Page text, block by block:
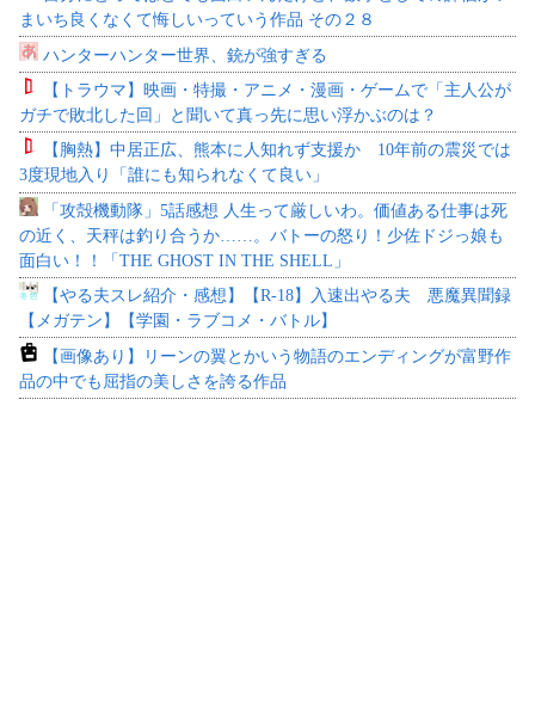
まいち良くなくて悔しいっていう作品 その２８
ハンターハンター世界、銃が強すぎる
【トラウマ】映画・特撮・アニメ・漫画・ゲームで「主人公が
ガチで敗北した回」と聞いて真っ先に思い浮かぶのは？
【胸熱】中居正広、熊本に人知れず支援か 10年前の震災では
3度現地入り「誰にも知られなくて良い」
「攻殻機動隊」5話感想 人生って厳しいわ。価値ある仕事は死
の近く、天秤は釣り合うか……。バトーの怒り！少佐ドジっ娘も
面白い！！「THE GHOST IN THE SHELL」
【やる夫スレ紹介・感想】【R-18】入速出やる夫 悪魔異聞録
【メガテン】【学園・ラブコメ・バトル】
【画像あり】リーンの翼とかいう物語のエンディングが富野作
品の中でも屈指の美しさを誇る作品